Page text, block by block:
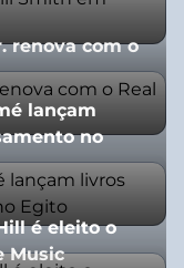
renova com o
lançam
no
é eleito o
Music